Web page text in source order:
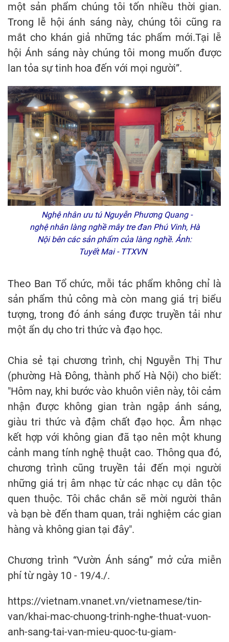
một sản phẩm chúng tôi tốn nhiều thời gian.
Trong lễ hội ánh sáng này, chúng tôi cũng ra
mắt cho khán giả những tác phẩm mới.Tại lễ
hội Ánh sáng này chúng tôi mong muốn được
lan tỏa sự tinh hoa đến với mọi người”.
Nghệ nhân ưu tú Nguyễn Phương Quang -
nghệ nhân làng nghề mây tre đan Phú Vinh, Hà
Nội bên các sản phẩm của làng nghề. Ảnh:
Tuyết Mai - TTXVN
Theo Ban Tổ chức, mỗi tác phẩm không chỉ là
sản phẩm thủ công mà còn mang giá trị biểu
tượng, trong đó ánh sáng được truyền tải như
một ẩn dụ cho tri thức và đạo học.
Chia sẻ tại chương trình, chị Nguyễn Thị Thư
(phường Hà Đông, thành phố Hà Nội) cho biết:
"Hôm nay, khi bước vào khuôn viên này, tôi cảm
nhận được không gian tràn ngập ánh sáng,
giàu tri thức và đậm chất đạo học. Âm nhạc
kết hợp với không gian đã tạo nên một khung
cảnh mang tính nghệ thuật cao. Thông qua đó,
chương trình cũng truyền tải đến mọi người
những giá trị âm nhạc từ các nhạc cụ dân tộc
quen thuộc. Tôi chắc chắn sẽ mời người thân
và bạn bè đến tham quan, trải nghiệm các gian
hàng và không gian tại đây".
Chương trình “Vườn Ánh sáng” mở cửa miễn
phí từ ngày 10 - 19/4./.
https://vietnam.vnanet.vn/vietnamese/tin-
van/khai-mac-chuong-trinh-nghe-thuat-vuon-
anh-sang-tai-van-mieu-quoc-tu-giam-